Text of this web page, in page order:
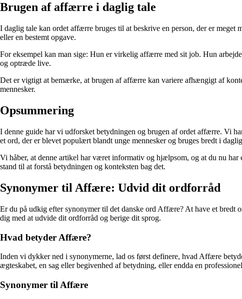
Brugen af affærre i daglig tale
I daglig tale kan ordet affærre bruges til at beskrive en person, der er meget
eller en bestemt opgave.
For eksempel kan man sige: Hun er virkelig affærre med sit job. Hun
og optræde live.
Det er vigtigt at bemærke, at brugen af affærre kan variere afhængigt af
mennesker.
Opsummering
I denne guide har vi udforsket betydningen og brugen af ordet affærre. Vi
et ord, der er blevet populært blandt unge mennesker og bruges bredt i
Vi håber, at denne artikel har været informativ og hjælpsom, og at du nu
stand til at forstå betydningen og konteksten bag det.
Synonymer til Affære: Udvid dit ordforråd
Er du på udkig efter synonymer til det danske ord Affære? At have et
dig med at udvide dit ordforråd og berige dit sprog.
Hvad betyder Affære?
Inden vi dykker ned i synonymerne, lad os først definere, hvad Affære
ægteskabet, en sag eller begivenhed af betydning, eller endda en
Synonymer til Affære